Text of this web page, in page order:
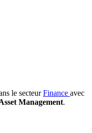
le secteurFinance avec
Management.